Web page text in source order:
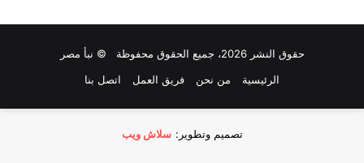
حقوق النشر 2026، جميع الحقوق محفوظة © نبأ مصر
الرئيسية
من نحن فريق العمل اتصل بنا
تصميم وتطوير: سلاش ويب